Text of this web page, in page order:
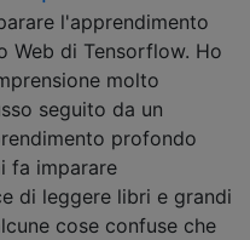
l'apprendimento
Web di Tensorflow. Ho
molto
seguito da un
profondo
fa imparare
di leggere libri e grandi
cose confuse che